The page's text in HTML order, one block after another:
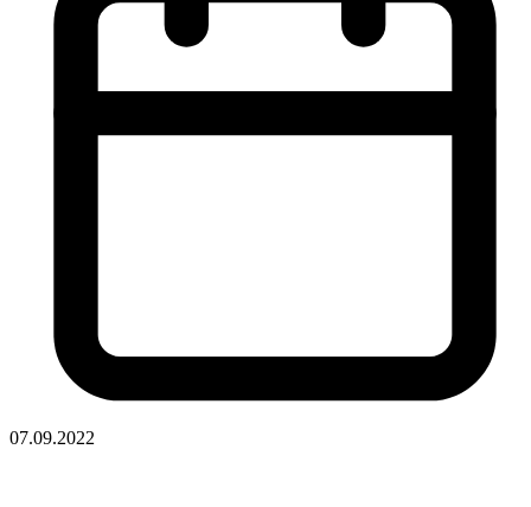
07.09.2022